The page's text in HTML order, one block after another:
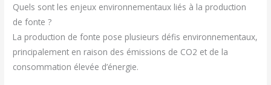
Quels sont les enjeux environnementaux liés à la production
de fonte ?
La production de fonte pose plusieurs défis environnementaux,
principalement en raison des émissions de CO2 et de la
consommation élevée d’énergie.